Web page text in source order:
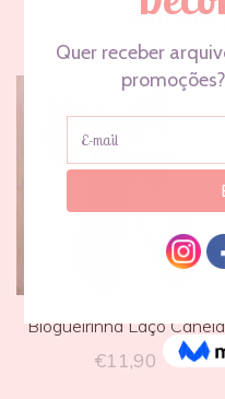
Blogueirinha Laço Canela
€11,90